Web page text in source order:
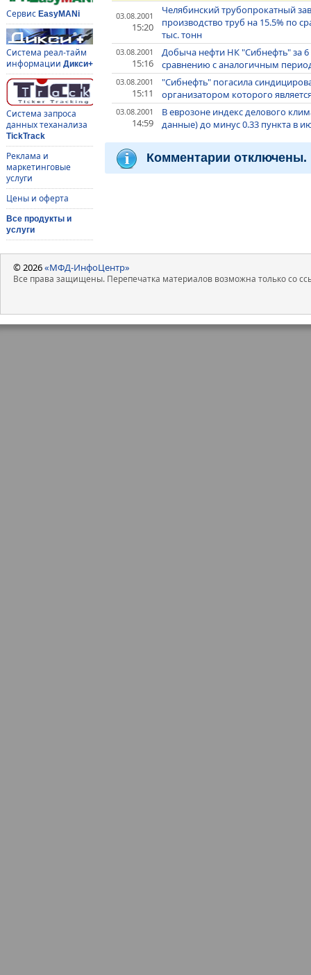
Сервис EasyMANi
Система реал-тайм
информации Дикси+
Система запроса
данных теханализа
TickTrack
Реклама и
маркетинговые
услуги
Цены и оферта
Все продукты и
услуги
03.08.2001
15:20
Челябинский трубопрокатный
производство труб на 15.5% по
тыс. тонн
03.08.2001
15:16
Добыча нефти НК "Сибнефть" за 6
сравнению с аналогичным
03.08.2001
15:11
"Сибнефть" погасила
организатором которого
03.08.2001
14:59
В еврозоне индекс делового
данные) до минус 0.33 пункта в
Комментарии отключены.
© 2026«МФД-ИнфоЦентр»
Все права защищены. Перепечатка материалов возможна только со